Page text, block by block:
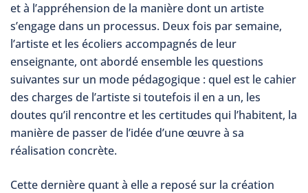
et à l’appréhension de la manière dont un artiste
s’engage dans un processus. Deux fois par semaine,
l’artiste et les écoliers accompagnés de leur
enseignante, ont abordé ensemble les questions
suivantes sur un mode pédagogique : quel est le cahier
des charges de l’artiste si toutefois il en a un, les
doutes qu’il rencontre et les certitudes qui l’habitent, la
manière de passer de l’idée d’une œuvre à sa
réalisation concrète.
Cette dernière quant à elle a reposé sur la création